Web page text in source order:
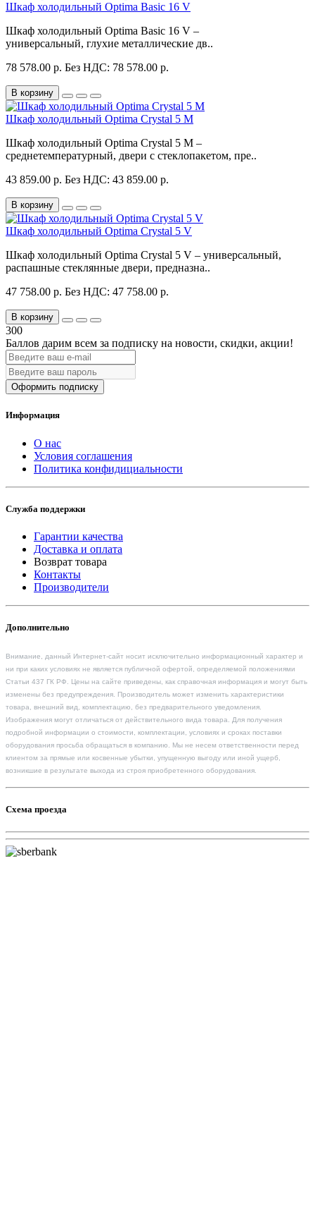
Шкаф холодильный Optima Basic 16 V
Шкаф холодильный Optima Basic 16 V –
универсальный, глухие металлические дв..
78 578.00 р. Без НДС: 78 578.00 р.
В корзину
Шкаф холодильный Optima Crystal 5 M
Шкаф холодильный Optima Crystal 5 M –
среднетемпературный, двери с стеклопакетом, пре..
43 859.00 р. Без НДС: 43 859.00 р.
В корзину
Шкаф холодильный Optima Crystal 5 V
Шкаф холодильный Optima Crystal 5 V – универсальный,
распашные стеклянные двери, предназна..
47 758.00 р. Без НДС: 47 758.00 р.
В корзину
300
Баллов дарим всем за подписку на новости, скидки, акции!
Оформить подписку
Информация
О нас
Условия соглашения
Политика конфидициальности
Служба поддержки
Гарантии качества
Доставка и оплата
Возврат товара
Контакты
Производители
Дополнительно
Внимание, данный Интернет-сайт носит исключительно информационный характер и
ни при каких условиях не является публичной офертой, определяемой положениями
Статьи 437 ГК РФ. Цены на сайте приведены, как справочная информация и могут быть
изменены без предупреждения. Производитель может изменить характеристики
товара, внешний вид, комплектацию, без предварительного уведомления.
Изображения могут отличаться от действительного вида товара. Для получения
подробной информации о стоимости, комплектации, условиях и сроках поставки
оборудования просьба обращаться в компанию. Мы не несем ответственности перед
клиентом за прямые или косвенные убытки, упущенную выгоду или иной ущерб,
возникшие в результате выхода из строя приобретенного оборудования.
Схема проезда